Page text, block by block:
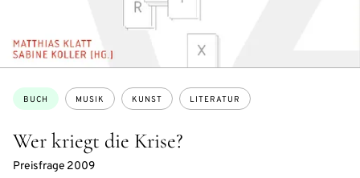
Wer kriegt die Krise?
Preisfrage 2009
Themen:
BUCH MUSIK KUNST LITERATUR